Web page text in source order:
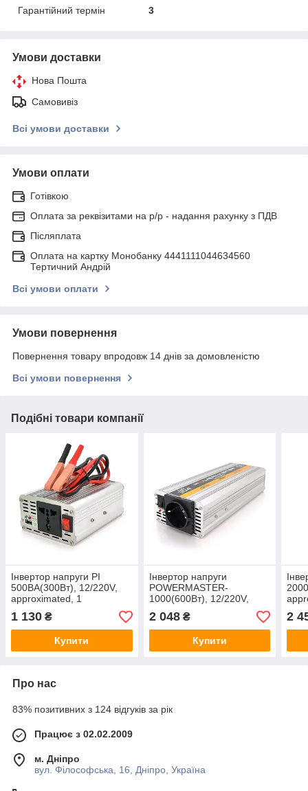
Гарантійний термін
3
Умови доставки
Нова Пошта
Самовивіз
Всі умови доставки
Умови оплати
Готівкою
Оплата за реквізитами на р/р - надання рахунку з ПДВ
Післяплата
Оплата на картку Монобанку 4441111044634560
Тертичний Андрій
Всі умови оплати
Умови повернення
Повернення товару впродовж 14 днів за домовленістю
Всі умови повернення
Подібні товари компанії
Інвертор напруги PI
500ВА(300Вт), 12/220V,
approximated, 1
універсальна розетка,
клем + крокодили+АЗУ
1 130 ₴
Купити
Інвертор напруги
POWERMASTER-
1000(600Вт), 12/220V,
approximated, 1
універсальна розетка,
клем + крокодили, Box
2 048₴
Купити
2
Про нас
83% позитивних з 124 відгуків за рік
Працює з 02.02.2009
м. Дніпро
вул. Філософська, 16, Дніпро, Україна